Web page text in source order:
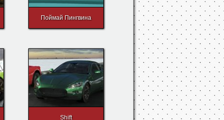
Поймай Пингвина
Shift